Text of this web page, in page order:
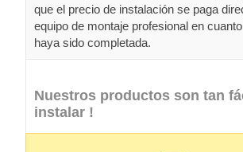
que el precio de instalación se paga
equipo de montaje profesional en
haya sido completada.
Nuestros productos son tan
instalar !